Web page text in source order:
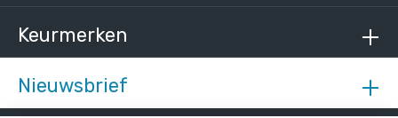
Nieuwsbrief
Keurmerken